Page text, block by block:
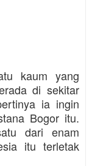
kaum yang
di sekitar
ia ingin
Bogor itu.
dari enam
itu terletak